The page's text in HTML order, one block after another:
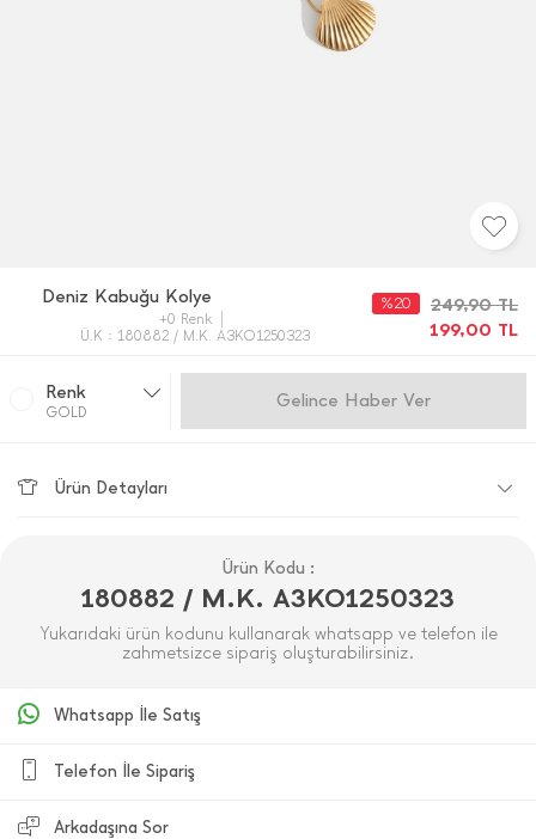
Deniz Kabuğu Kolye
+0 Renk
Ü.K : 180882 / M.K. A3KO1250323
249,90TL
199,00 TL
%20
Renk
GOLD
Gelince Haber Ver
Ürün Detayları
Ürün Kodu :
180882 / M.K. A3KO1250323
Yukarıdaki ürün kodunu kullanarak whatsapp ve telefon ile
zahmetsizce sipariş oluşturabilirsiniz.
Whatsapp İle Satış
Telefon İle Sipariş
Arkadaşına Sor